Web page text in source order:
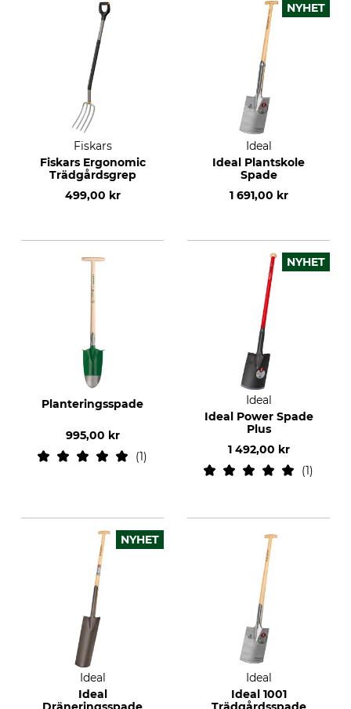
Fiskars
Fiskars Ergonomic
Trädgårdsgrep
499,00 kr
NYHET
Ideal
Ideal Plantskole
Spade
1 691,00 kr
Planteringsspade
995,00 kr
1
NYHET
Ideal
Ideal Power Spade
Plus
1 492,00 kr
1
NYHET
Ideal
Ideal
Ideal
Ideal 1001